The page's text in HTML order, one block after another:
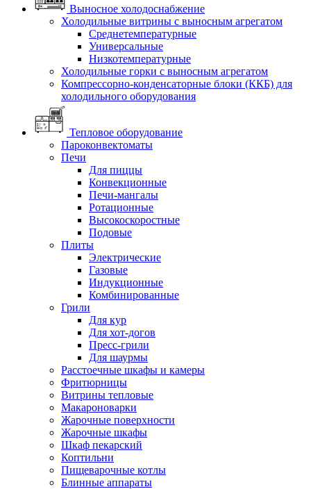
Выносное холодоснабжение
Холодильные витрины с выносным агрегатом
Среднетемпературные
Универсальные
Низкотемпературные
Холодильные горки с выносным агрегатом
Компрессорно-конденсаторные блоки (ККБ) для
холодильного оборудования
Тепловое оборудование
Пароконвектоматы
Печи
Для пиццы
Конвекционные
Печи-мангалы
Ротационные
Высокоскоростные
Подовые
Плиты
Электрические
Газовые
Индукционные
Комбинированные
Грили
Для кур
Для хот-догов
Пресс-грили
Для шаурмы
Расстоечные шкафы и камеры
Фритюрницы
Витрины тепловые
Макароноварки
Жарочные поверхности
Жарочные шкафы
Шкаф пекарский
Коптильни
Пищеварочные котлы
Блинные аппараты